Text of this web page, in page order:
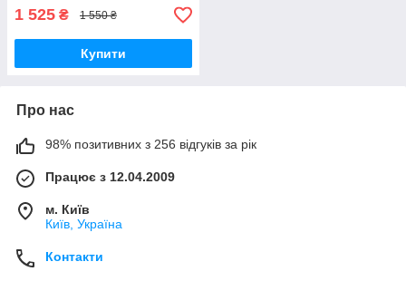
1 525 ₴ 1 550 ₴
Купити
Про нас
98% позитивних з 256 відгуків за рік
Працює з 12.04.2009
м. Київ
Київ, Україна
Контакти